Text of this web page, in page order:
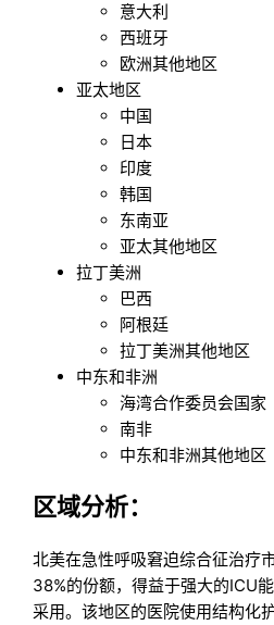
意大利
西班牙
欧洲其他地区
亚太地区
中国
日本
印度
韩国
东南亚
亚太其他地区
拉丁美洲
巴西
阿根廷
拉丁美洲其他地区
中东和非洲
海湾合作委员会国家
南非
中东和非洲其他地区
区域分析：
北美在急性呼吸窘迫综合征治疗
38%的份额，得益于强大的ICU
采用。该地区的医院使用结构化